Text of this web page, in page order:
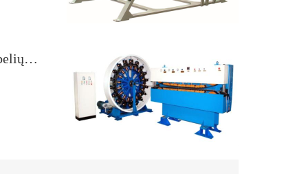
Pristatome pažangius didelės spartos kabelių pynimo įrenginius: didiname efektyvumą ir našumą